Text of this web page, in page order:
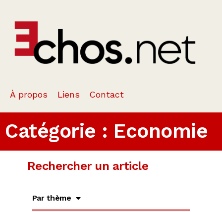
À propos Liens Contact
Catégorie : Economie
Rechercher un article
Par thème